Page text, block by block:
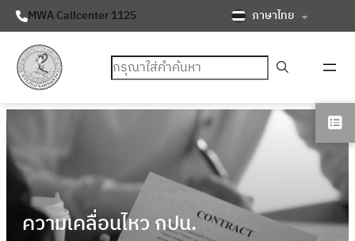
MWA Callcenter 1125 ภาษาไทย
ค้นหา
ความเคลื่อนไหว กปน.